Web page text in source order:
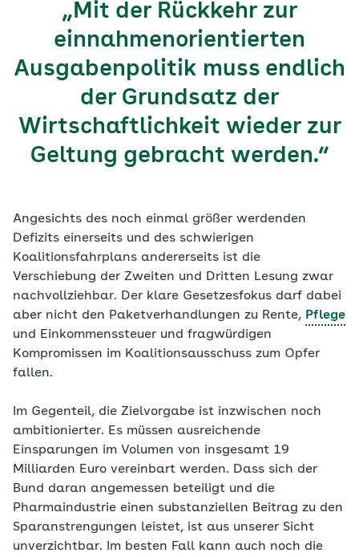
„Mit der Rückkehr zur
einnahmenorientierten
Ausgabenpolitik muss endlich
der Grundsatz der
Wirtschaftlichkeit wieder zur
Geltung gebracht werden.“
Angesichts des noch einmal größer werdenden
Defizits einerseits und des schwierigen
Koalitionsfahrplans andererseits ist die
Verschiebung der Zweiten und Dritten Lesung zwar
nachvollziehbar. Der klare Gesetzesfokus darf dabei
aber nicht den Paketverhandlungen zu Rente, Pflege
und Einkommenssteuer und fragwürdigen
Kompromissen im Koalitionsausschuss zum Opfer
fallen.
Im Gegenteil, die Zielvorgabe ist inzwischen noch
ambitionierter. Es müssen ausreichende
Einsparungen im Volumen von insgesamt 19
Milliarden Euro vereinbart werden. Dass sich der
Bund daran angemessen beteiligt und die
Pharmaindustrie einen substanziellen Beitrag zu den
Sparanstrengungen leistet, ist aus unserer Sicht
unverzichtbar. Im besten Fall kann auch noch die